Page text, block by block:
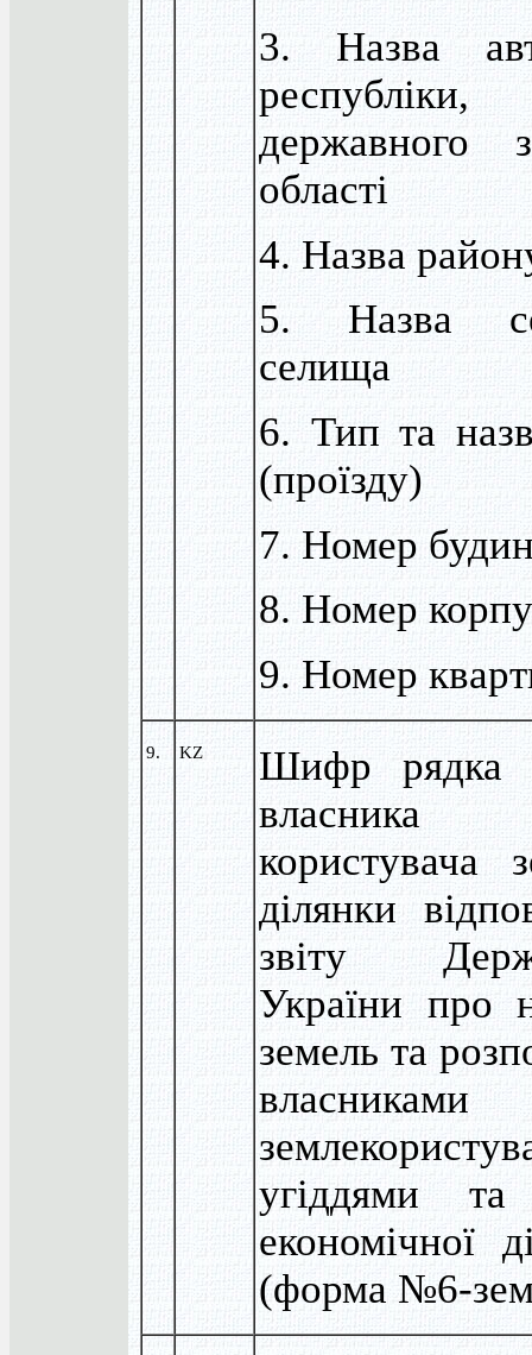
3. Назва
державного
області
4. Назва
5. Назва
селища
6. Тип та
(проїзду)
7. Номер
8. Номер
9. Номер
9. KZ
Шифр рядка
користувача
ділянки
звіту
України про
земель та
угіддями
економічної
(форма №6-